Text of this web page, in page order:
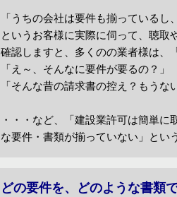
「うちの会社は要件も揃っているし
というお客様に実際に伺って、聴取
確認しますと、多くのの業者様は、
「え～、そんなに要件が要るの？」
「そんな昔の請求書の控え？もうな
・・・など、「建設業許可は簡単
な要件・書類が揃っていない」とい
どの要件を、どのような書類